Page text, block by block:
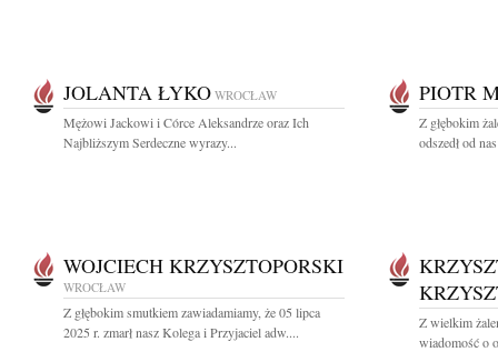
JOLANTA ŁYKO WROCŁAW
Mężowi Jackowi i Córce Aleksandrze oraz Ich
Najbliższym Serdeczne wyrazy...
PIOTR
Z głębokim
odszedł od
WOJCIECH KRZYSZTOPORSKI
WROCŁAW
Z głębokim smutkiem zawiadamiamy, że 05 lipca
2025 r. zmarł nasz Kolega i Przyjaciel adw....
Z wielkim
wiadomość o